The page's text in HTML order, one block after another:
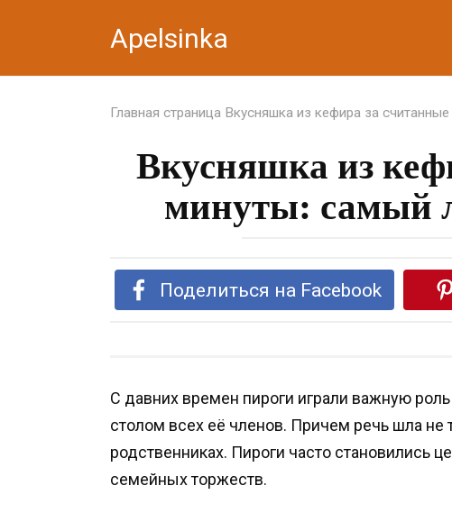
Apelsinka
Главная страница Вкусняшка из кефира за
Вкусняшка из
минуты: самый
Поделиться на Facebook
С давних времен пироги играли важную
столом всех её членов. Причем речь шла не
родственниках. Пироги часто становились
семейных торжеств.